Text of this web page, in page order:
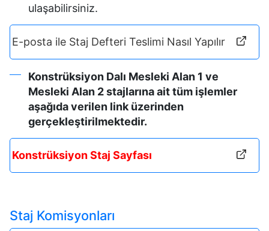
ulaşabilirsiniz.
E-posta ile Staj Defteri Teslimi Nasıl Yapılır
Konstrüksiyon Dalı Mesleki Alan 1 ve
Mesleki Alan 2 stajlarına ait tüm işlemler
aşağıda verilen link üzerinden
gerçekleştirilmektedir.
Konstrüksiyon Staj Sayfası
Staj Komisyonları